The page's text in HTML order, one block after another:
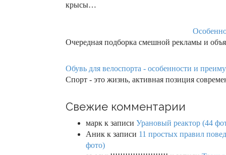
крысы…
Очередная подборка смешной рекламы и
Обувь для велоспорта - особенности и
Спорт - это жизнь, активная позиция
Свежие комментарии
марк к записи Урановый реактор (44
Аник к записи 11 простых правил
фото)